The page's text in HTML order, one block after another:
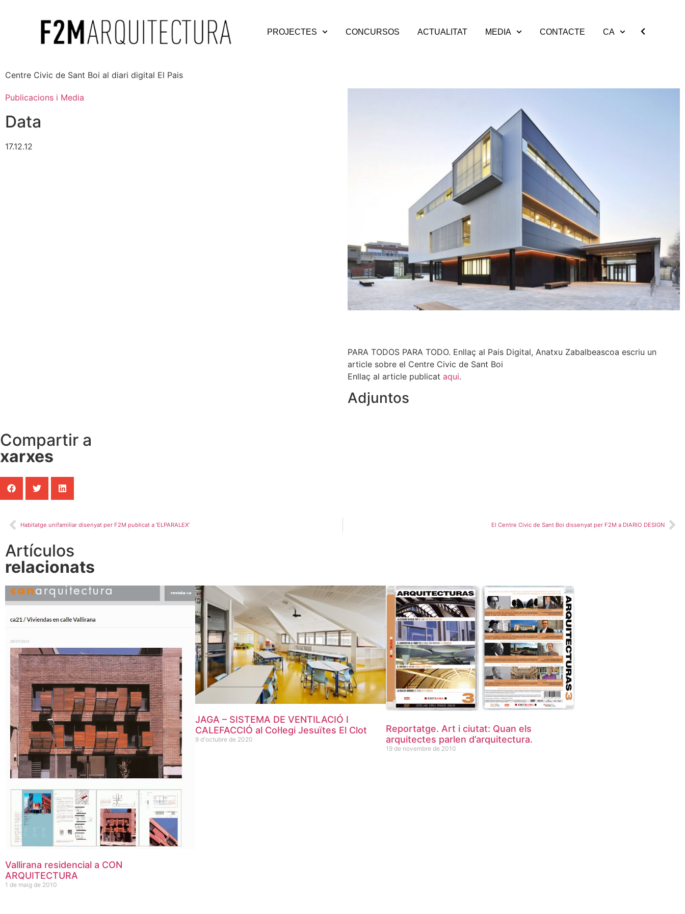
PROJECTES CONCURSOS ACTUALITAT MEDIA CONTACTE CA
Centre Civic de Sant Boi al diari digital El Pais
Publicacions i Media
Data
17.12.12
PARA TODOS PARA TODO. Enllaç al Pais Digital, Anatxu Zabalbeascoa escriu un
article sobre el Centre Civic de Sant Boi
Enllaç al article publicat aqui.
Adjuntos
Compartir a
xarxes
Habitatge unifamiliar disenyat per F2M publicat a ‘ELPARALEX’ El Centre Civic de Sant Boi dissenyat per F2M a DIARIO DESIGN
Artículos
relacionats
Vallirana residencial a CON
ARQUITECTURA
1 de maig de 2010
JAGA – SISTEMA DE VENTILACIÓ I
CALEFACCIÓ al Col·legi Jesuïtes El Clot
9 d'octubre de 2020
Reportatge. Art i ciutat: Quan els
arquitectes parlen d’arquitectura.
19 de novembre de 2010